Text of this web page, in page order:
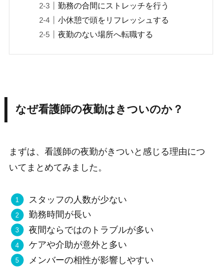
勤務の合間にストレッチを行う
小休憩で頭をリフレッシュする
夜勤のない場所へ転職する
なぜ看護師の夜勤はきついのか？
まずは、看護師の夜勤がきついと感じる理由につ
いてまとめてみました。
スタッフの人数が少ない
勤務時間が長い
夜間ならではのトラブルが多い
ケアや介助が意外と多い
メンバーの相性が影響しやすい